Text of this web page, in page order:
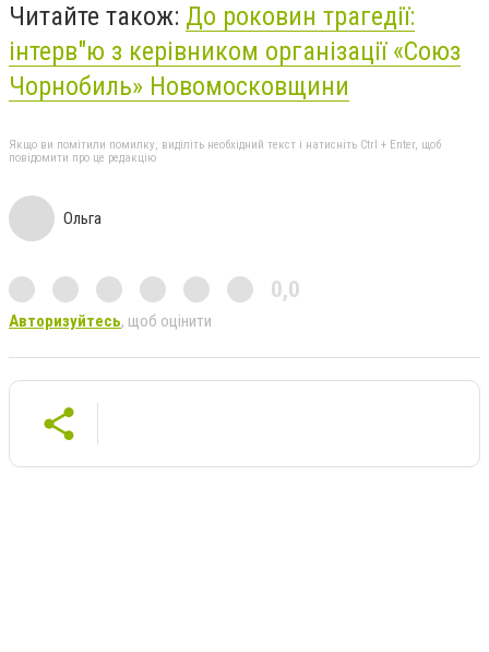
Читайте також: До роковин трагедії:
інтерв"ю з керівником організації «Союз
Чорнобиль» Новомосковщини
Якщо ви помітили помилку, виділіть необхідний текст і натисніть Ctrl + Enter, щоб
повідомити про це редакцію
Ольга
0,0
Авторизуйтесь, щоб оцінити